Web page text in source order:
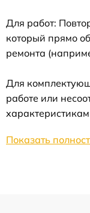
Для работ:
который прямо
ремонта
Для
работе или
Показать